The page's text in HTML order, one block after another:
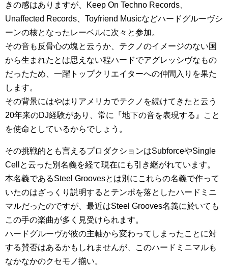
きの感はありますが、Keep On Techno Records、
Unaffected Records、Toyfriend Musicなどハードグルーヴシ
ーンの核となったレーベルに次々と参加。
その音も反骨心の塊と云うか、テクノのイメージのない国
から生まれたとは思えない程ハードでアグレッシヴなもの
だったため、一躍トップクリエイターへの仲間入りを果た
します。
その背景にはやはりアメリカでテクノを続けてきたと云う
20年来のDJ経験があり、常に『地下の音を表現する』こと
を使命としているからでしょう。
その挑戦的とも言えるプロダクションはSubforceやSingle
Cellと云った別名義を経て現在にも引き継がれています。
本名義であるSteel Groovesとは別にこれらの名義で作って
いたのはざっくり説明するとテンポを落としたハードミニ
マルだったのですが、最近はSteel Grooves名義に於いても
この手の楽曲が多く見受けられます。
ハードグルーヴが彼の主軸から変わってしまったことに対
する賛否はあるかもしれませんが、このハードミニマルも
なかなかのクセモノ揃い。